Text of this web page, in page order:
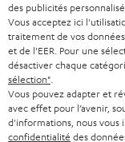
des publicités
Vous acceptez ici
traitement de vos
et de l'EER. Pour une
désactiver chaque
sélection"
Vous pouvez adapter et
avec effet pour l’avenir,
d'informations, nous vous
confidentialité des